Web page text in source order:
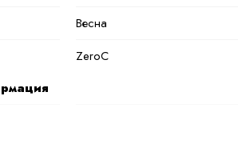
Весна
ZeroC